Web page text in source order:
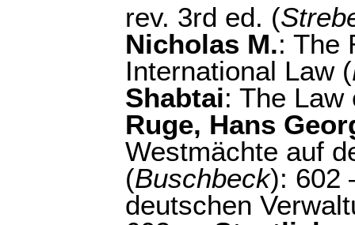
rev. 3rd ed. (
Nicholas M.: The
International Law (
Shabtai: The Law
Ruge, Hans
Westmächte auf
(Buschbeck):
deutschen